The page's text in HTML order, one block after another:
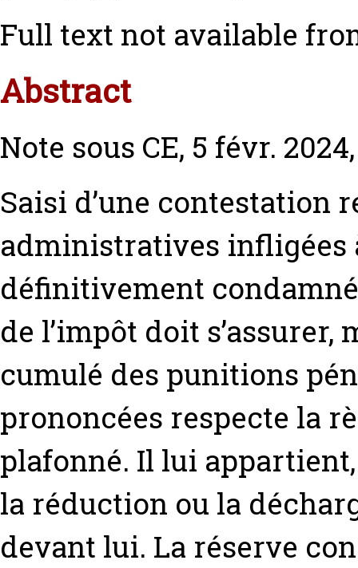
Full text not available
Abstract
Note sous CE, 5 févr.
Saisi d’une contestation
administratives infligées
définitivement
de l’impôt doit s’assurer,
cumulé des punitions
prononcées respecte la
plafonné. Il lui
la réduction ou la
devant lui. La réserve